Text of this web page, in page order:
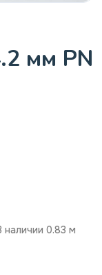
мм PN
наличии 0.83 м